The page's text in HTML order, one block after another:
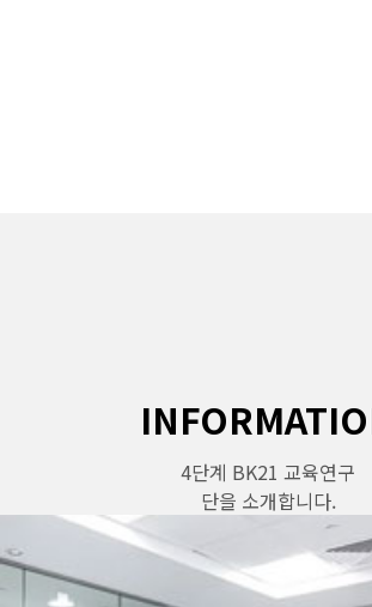
4단계 BK21 교육연구
단을 소개합니다.